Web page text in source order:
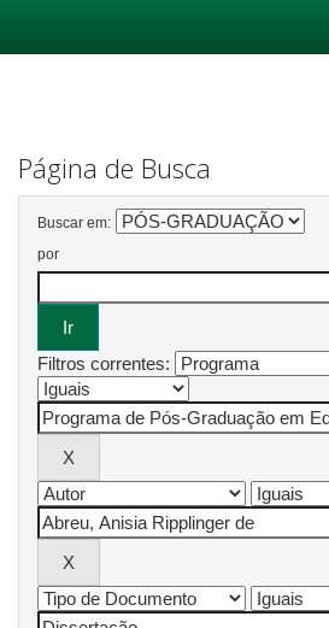
Página de Busca
Buscar em:
por
Filtros correntes: